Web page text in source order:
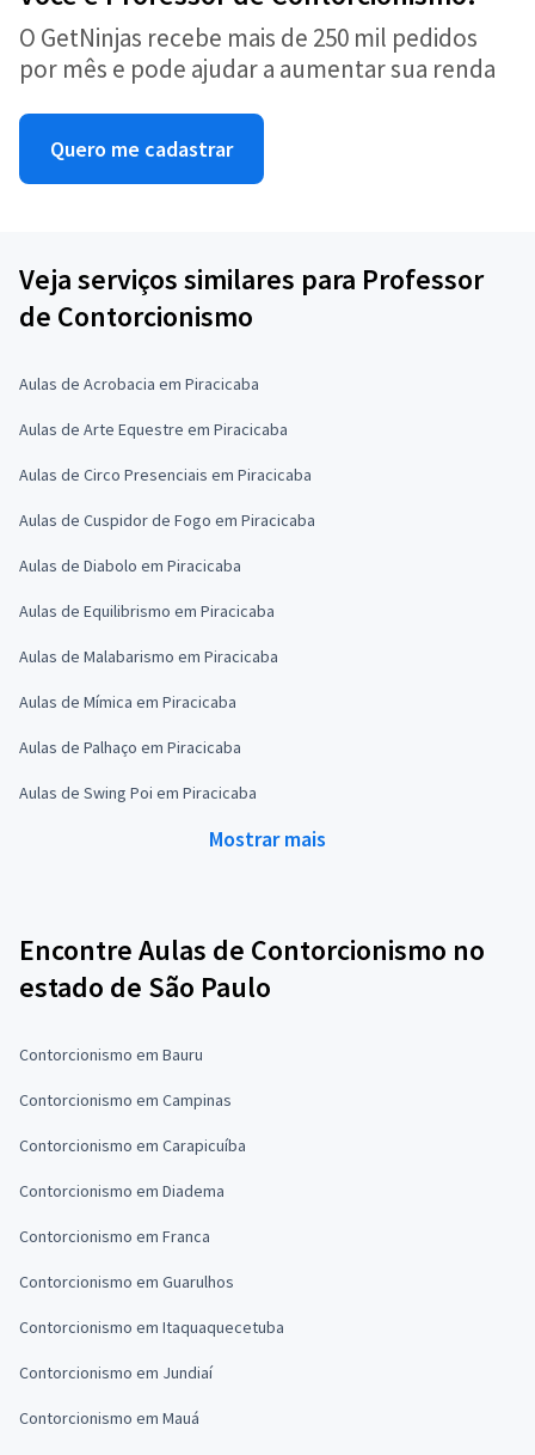
O GetNinjas recebe mais de 250 mil pedidos
por mês e pode ajudar a aumentar sua renda
Quero me cadastrar
Veja serviços similares para Professor
de Contorcionismo
Aulas de Acrobacia em Piracicaba
Aulas de Arte Equestre em Piracicaba
Aulas de Circo Presenciais em Piracicaba
Aulas de Cuspidor de Fogo em Piracicaba
Aulas de Diabolo em Piracicaba
Aulas de Equilibrismo em Piracicaba
Aulas de Malabarismo em Piracicaba
Aulas de Mímica em Piracicaba
Aulas de Palhaço em Piracicaba
Aulas de Swing Poi em Piracicaba
Mostrar mais
Encontre Aulas de Contorcionismo no
estado de São Paulo
Contorcionismo em Bauru
Contorcionismo em Campinas
Contorcionismo em Carapicuíba
Contorcionismo em Diadema
Contorcionismo em Franca
Contorcionismo em Guarulhos
Contorcionismo em Itaquaquecetuba
Contorcionismo em Jundiaí
Contorcionismo em Mauá